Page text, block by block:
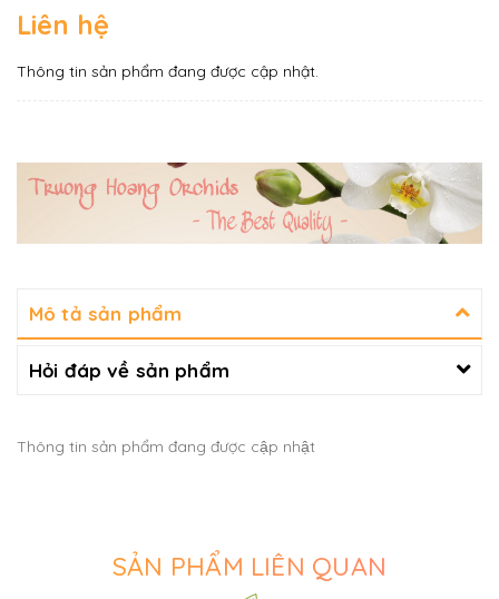
Liên hệ
Thông tin sản phẩm đang được cập nhật.
Mô tả sản phẩm
Hỏi đáp về sản phẩm
Thông tin sản phẩm đang được cập nhật
SẢN PHẨM LIÊN QUAN